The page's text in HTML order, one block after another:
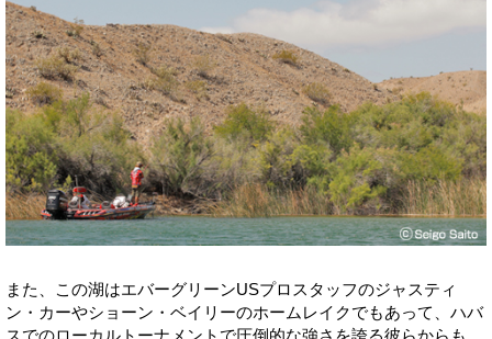
また、この湖はエバーグリーンUSプロスタッフのジャスティ
ン・カーやショーン・ベイリーのホームレイクでもあって、ハバ